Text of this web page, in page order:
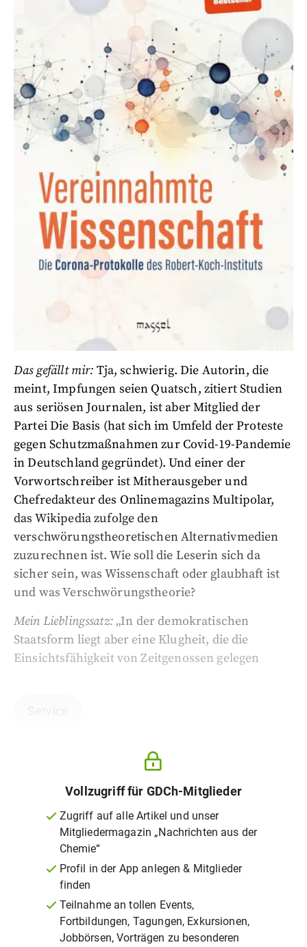
Das gefällt mir: Tja, schwierig. Die Autorin, die
meint, Impfungen seien Quatsch, zitiert Studien
aus seriösen Journalen, ist aber Mitglied der
Partei Die Basis (hat sich im Umfeld der Proteste
gegen Schutzmaßnahmen zur Covid-19-Pandemie
in Deutschland gegründet). Und einer der
Vorwortschreiber ist Mitherausgeber und
Chefredakteur des Onlinemagazins Multipolar,
das Wikipedia zufolge den
verschwörungstheoretischen Alternativmedien
zuzurechnen ist. Wie soll die Leserin sich da
sicher sein, was Wissenschaft oder glaubhaft ist
und was Verschwörungstheorie?
Mein Lieblingssatz:„In der demokratischen
Staatsform liegt aber eine Klugheit, die die
Einsichtsfähigkeit von Zeitgenossen gelegen
Vollzugriff für GDCh-Mitglieder
Zugriff auf alle Artikel und unser
Mitgliedermagazin „Nachrichten aus der
Chemie“
Profil in der App anlegen & Mitglieder
finden
Teilnahme an tollen Events,
Fortbildungen, Tagungen, Exkursionen,
Jobbörsen, Vorträgen zu besonderen